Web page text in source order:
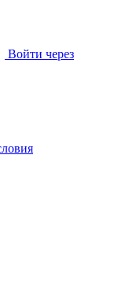
Войти через